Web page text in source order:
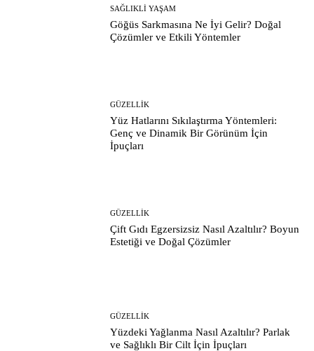
SAĞLIKLI YAŞAM
Göğüs Sarkmasına Ne İyi Gelir? Doğal
Çözümler ve Etkili Yöntemler
GÜZELLIK
Yüz Hatlarını Sıkılaştırma Yöntemleri:
Genç ve Dinamik Bir Görünüm İçin
İpuçları
GÜZELLIK
Çift Gıdı Egzersizsiz Nasıl Azaltılır? Boyun
Estetiği ve Doğal Çözümler
GÜZELLIK
Yüzdeki Yağlanma Nasıl Azaltılır? Parlak
ve Sağlıklı Bir Cilt İçin İpuçları